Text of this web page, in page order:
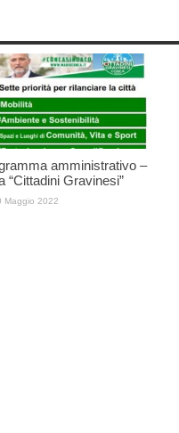
amministrativo –
“Cittadini Gravinesi”
Maggio 2022